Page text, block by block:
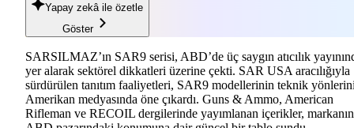
Yapay zekâ ile özetle
Göster
SARSILMAZ’ın SAR9 serisi, ABD’de üç saygın atıcılık
yer alarak sektörel dikkatleri üzerine çekti. SAR USA aracılığıyla
sürdürülen tanıtım faaliyetleri, SAR9 modellerinin teknik
Amerikan medyasında öne çıkardı. Guns & Ammo, American
Rifleman ve RECOIL dergilerinde yayımlanan içerikler, markanın